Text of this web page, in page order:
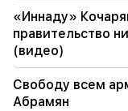
перевод 16
18:30
У бывшего
Симоняна
454 тысячи
«Иннаду»
правительство
(видео)
Свободу всем
Абрамян